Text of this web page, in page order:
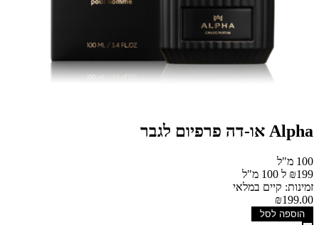
Alpha או-דה פרפיום לגבר
100 מ"ל
₪199 ל 100 מ"ל
זמינות: קיים במלאי
₪199.00
הוספה לסל